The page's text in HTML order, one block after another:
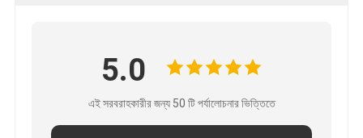
5.0
এই সরবরাহকারীর জন্য 50 টি পর্যালোচনার ভিত্তিতে